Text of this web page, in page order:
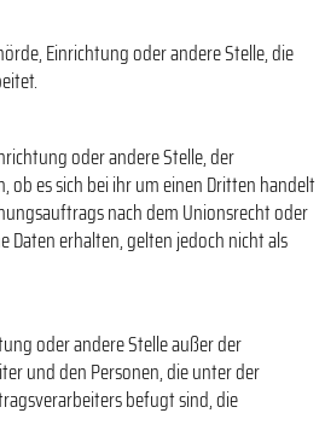
Einrichtung oder andere Stelle, die
oder andere Stelle, der
es sich bei ihr um einen Dritten handelt
nach dem Unionsrecht oder
Daten erhalten, gelten jedoch nicht als
oder andere Stelle außer der
und den Personen, die unter der
befugt sind, die